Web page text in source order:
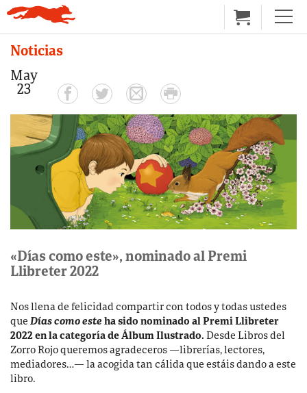
Noticias
May
23
«Días como este», nominado al Premi
Llibreter 2022
Nos llena de felicidad compartir con todos y todas ustedes
que Días como este ha sido nominado al Premi Llibreter
2022en la categoría de Álbum Ilustrado. Desde Libros del
Zorro Rojo queremos agradeceros —librerías, lectores,
mediadores…— la acogida tan cálida que estáis dando a este
libro.